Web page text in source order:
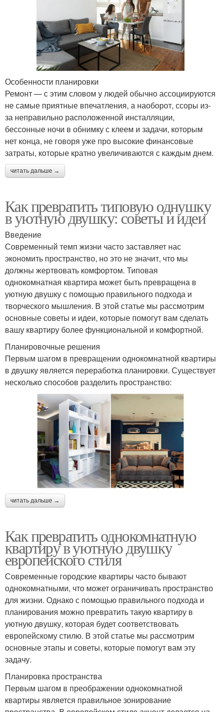
Особенности планировки
Ремонт — с этим словом у людей обычно ассоциируются
не самые приятные впечатления, а наоборот, ссоры из-
за неправильно расположенной инсталляции,
бессонные ночи в обнимку с клеем и задачи, которым
нет конца, не говоря уже про высокие финансовые
затраты, которые кратно увеличиваются с каждым днем.
читать дальше →
Как превратить типовую однушку
в уютную двушку: советы и идеи
Введение
Современный темп жизни часто заставляет нас
экономить пространство, но это не значит, что мы
должны жертвовать комфортом. Типовая
однокомнатная квартира может быть превращена в
уютную двушку с помощью правильного подхода и
творческого мышления. В этой статье мы рассмотрим
основные советы и идеи, которые помогут вам сделать
вашу квартиру более функциональной и комфортной.
Планировочные решения
Первым шагом в превращении однокомнатной квартиры
в двушку является переработка планировки. Существует
несколько способов разделить пространство:
читать дальше →
Как превратить однокомнатную
квартиру в уютную двушку
европейского стиля
Современные городские квартиры часто бывают
однокомнатными, что может ограничивать пространство
для жизни. Однако с помощью правильного подхода и
планирования можно превратить такую квартиру в
уютную двушку, которая будет соответствовать
европейскому стилю. В этой статье мы рассмотрим
основные этапы и советы, которые помогут вам эту
задачу.
Планировка пространства
Первым шагом в преображении однокомнатной
квартиры является правильное зонирование